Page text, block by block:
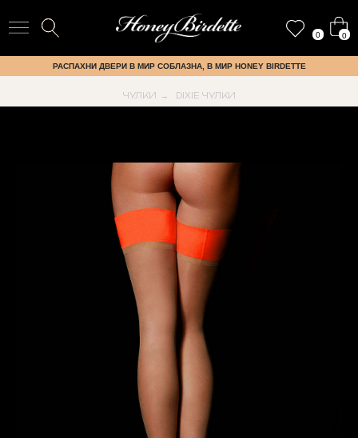
0 0
РАСПАХНИ ДВЕРИ В МИР СОБЛАЗНА, В МИР HONEY BIRDETTE
ЧУЛКИ → DIXIE ЧУЛКИ